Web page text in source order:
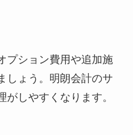
プション費用や追加施
しょう。明朗会計のサ
がしやすくなります。